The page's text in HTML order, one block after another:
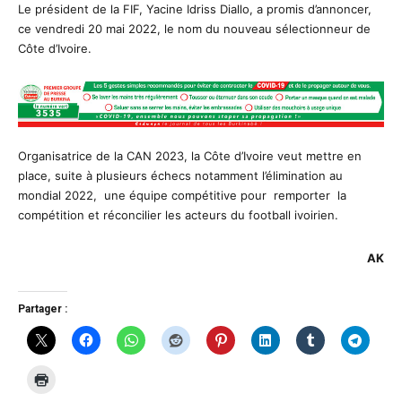
Le président de la FIF, Yacine Idriss Diallo, a promis d’annoncer,
ce vendredi 20 mai 2022, le nom du nouveau sélectionneur de
Côte d’Ivoire.
Organisatrice de la CAN 2023, la Côte d’Ivoire veut mettre en
place, suite à plusieurs échecs notamment l’élimination au
mondial 2022, une équipe compétitive pour remporter la
compétition et réconcilier les acteurs du football ivoirien.
AK
Partager :